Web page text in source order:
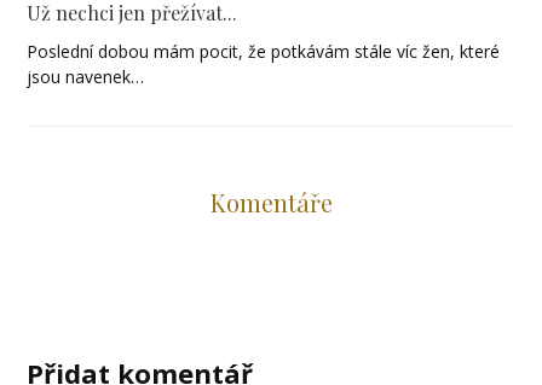
Už nechci jen přežívat...
Poslední dobou mám pocit, že potkávám stále víc žen, které
jsou navenek…
Komentáře
Přidat komentář